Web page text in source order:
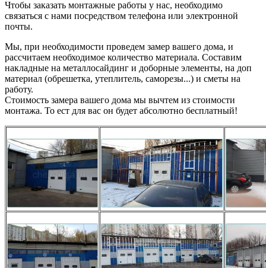
Чтобы заказать монтажные работы у нас, необходимо
связаться с нами посредством телефона или электронной
почты.
Мы, при необходимости проведем замер вашего дома, и
рассчитаем необходимое количество материала. Составим
накладные на металлосайдинг и доборные элементы, на доп
материал (обрешетка, утеплитель, саморезы...) и сметы на
работу.
Стоимость замера вашего дома мы вычтем из стоимости
монтажа. То ест для вас он будет абсолютно бесплатный!